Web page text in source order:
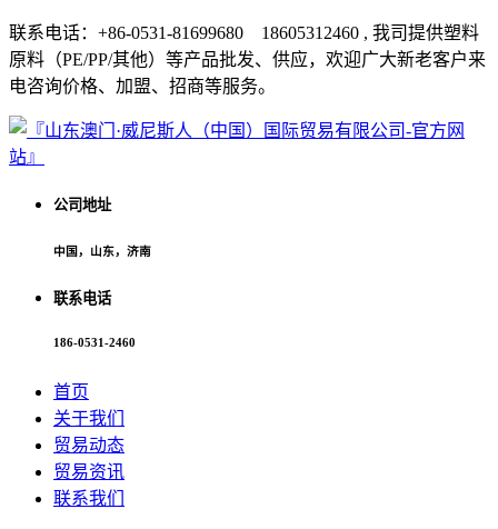
联系电话：+86-0531-81699680 18605312460 , 我司提供塑料
原料（PE/PP/其他）等产品批发、供应，欢迎广大新老客户来
电咨询价格、加盟、招商等服务。
公司地址
中国，山东，济南
联系电话
186-0531-2460
首页
关于我们
贸易动态
贸易资讯
联系我们